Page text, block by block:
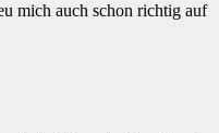
mich auch schon richtig auf